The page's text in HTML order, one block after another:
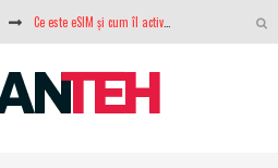
100 GB de internet mobil gratuit de la Orange. Fără contract, fără acte și fără obligații